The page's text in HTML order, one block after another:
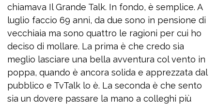
chiamava Il Grande Talk. In fondo, è semplice. A
luglio faccio 69 anni, da due sono in pensione di
vecchiaia ma sono quattro le ragioni per cui ho
deciso di mollare. La prima è che credo sia
meglio lasciare una bella avventura col vento in
poppa, quando è ancora solida e apprezzata dal
pubblico e TvTalk lo è. La seconda è che sento
sia un dovere passare la mano a colleghi più